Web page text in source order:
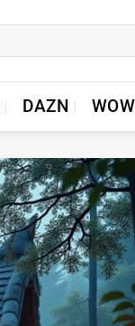
DAZN